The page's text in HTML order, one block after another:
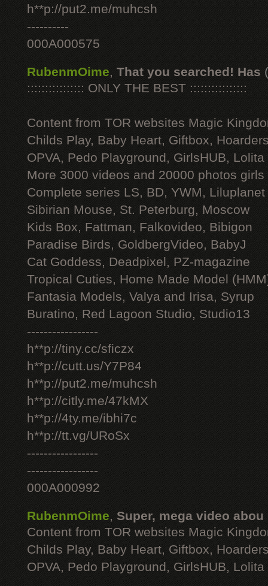
h**p://put2.me/muhcsh
----------
000A000575
RubenmOime, That you searched! Has
:::::::::::::::: ONLY THE BEST ::::::::::::::::
Content from TOR websites Magic
Childs Play, Baby Heart, Giftbox,
OPVA, Pedo Playground, GirlsHUB, Lolita
More 3000 videos and 20000 photos
Complete series LS, BD, YWM, Liluplanet
Sibirian Mouse, St. Peterburg, Moscow
Kids Box, Fattman, Falkovideo, Bibigon
Paradise Birds, GoldbergVideo, BabyJ
Cat Goddess, Deadpixel, PZ-magazine
Tropical Cuties, Home Made Model
Fantasia Models, Valya and Irisa, Syrup
Buratino, Red Lagoon Studio, Studio13
-----------------
h**p://tiny.cc/sficzx
h**p://cutt.us/Y7P84
h**p://put2.me/muhcsh
h**p://citly.me/47kMX
h**p://4ty.me/ibhi7c
h**p://tt.vg/URoSx
-----------------
-----------------
000A000992
RubenmOime, Super, mega video abou
Content from TOR websites Magic
Childs Play, Baby Heart, Giftbox,
OPVA, Pedo Playground, GirlsHUB, Lolita